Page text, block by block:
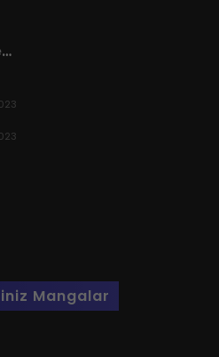
Mangalar